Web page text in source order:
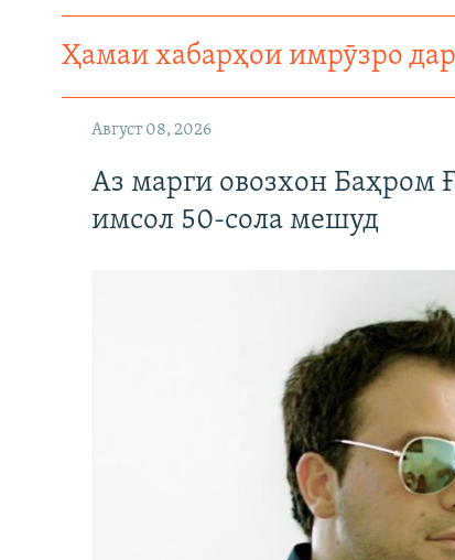
Ҳамаи хабарҳои имрӯзро
Август 08, 2026
Аз марги овозхон Баҳром
имсол 50-сола мешуд